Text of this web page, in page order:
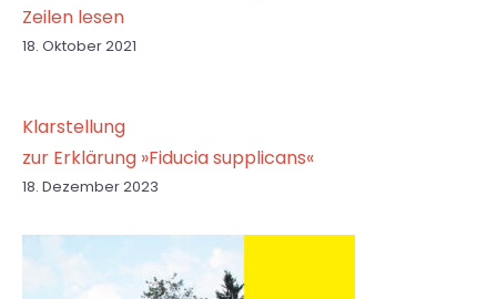
Zeilen lesen
18. Oktober 2021
Klarstellung
zur Erklärung »Fiducia supplicans«
18. Dezember 2023